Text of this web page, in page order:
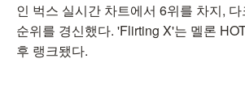
인 벅스 실시간 차트에서 6위를 차지,
순위를 경신했다. 'Flirting X'는 멜론
후 랭크됐다.